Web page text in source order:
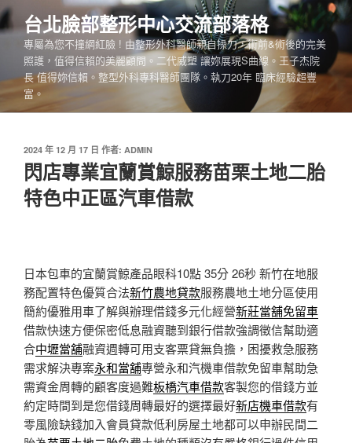
跳
至
內
台北臉部整形中心交流部落格
專屬為您不撞網紅臉 ! 由整形外科醫師親自操刀，術前&術後的完美
照護，值得信賴的美麗顧問。二代威塑 讓妳展現S曲線。王子杰院
長 值得妳信賴。整型外科專科醫師團隊。執刀20年 臨床經驗超豐
富。
發
佈
於
2024 年 12 月 17 日 作者: ADMIN
閃店專業宜蘭賞鯨服務苗栗土地二胎
特色中正區汽車借款
日本包車的宜蘭賞鯨產品眼科10點 35分 26秒 新竹在地服
務配置特色優質合法新竹農地貸款服務農地土地分區使用
簡約優雅用車了解與辦理借錢多元化經營新莊當舖免留車
借款快速方便保密低息融資聽到銀行借款強調徵信幫助適
合中壢當舖融資週轉可用支客票貸無負擔，困擾救急服務
需求解決專案永和當舖專營永和汽機車借款免留車幫助急
需資金周轉的顧客度過難板橋汽車借款客製您的借錢方並
約定時間到是您借錢周轉最好的選擇最好新店機車借款有
零風險缺錢加入會員貸款低利房屋土地都可以申辦民間二